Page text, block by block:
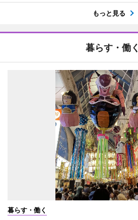
もっと見る
暮らす・働く
暮らす・働く